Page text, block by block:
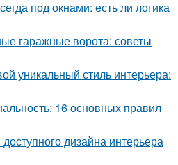
под окнами: есть ли логика
гаражные ворота: советы
уникальный стиль интерьера:
16 основных правил
дизайна интерьера